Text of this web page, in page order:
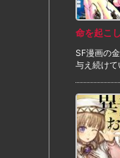
命を起こ
SF漫画の
与え続けて